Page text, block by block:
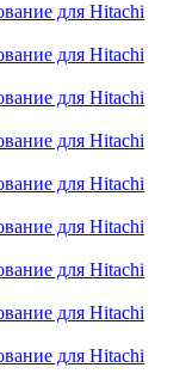
для Hitachi
для Hitachi
для Hitachi
для Hitachi
для Hitachi
для Hitachi
для Hitachi
для Hitachi
для Hitachi